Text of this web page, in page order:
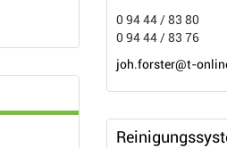
0 94 44 / 83 80
0 94 44 / 83 76
joh.forster@t-